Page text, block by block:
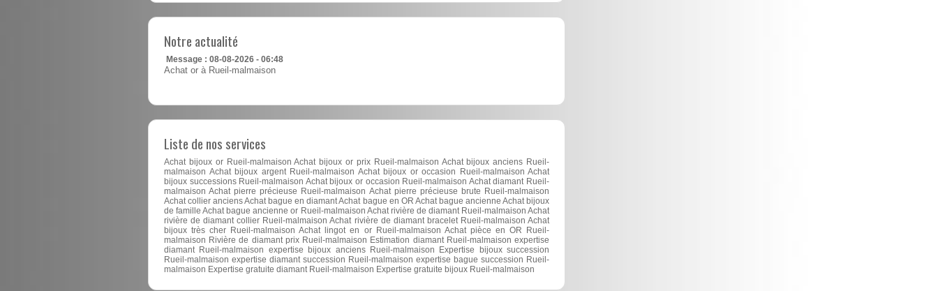
Notre actualité
Message : 08-08-2026 - 06:48
Achat or à Rueil-malmaison
Liste de nos services
Achat bijoux or Rueil-malmaison Achat bijoux or prix Rueil-malmaison Achat bijoux anciens Rueil-
malmaison Achat bijoux argent Rueil-malmaison Achat bijoux or occasion Rueil-malmaison Achat
bijoux successions Rueil-malmaison Achat bijoux or occasion Rueil-malmaison Achat diamant Rueil-
malmaison Achat pierre précieuse Rueil-malmaison Achat pierre précieuse brute Rueil-malmaison
Achat collier anciens Achat bague en diamant Achat bague en OR Achat bague ancienne Achat bijoux
de famille Achat bague ancienne or Rueil-malmaison Achat rivière de diamant Rueil-malmaison Achat
rivière de diamant collier Rueil-malmaison Achat rivière de diamant bracelet Rueil-malmaison Achat
bijoux très cher Rueil-malmaison Achat lingot en or Rueil-malmaison Achat pièce en OR Rueil-
malmaison Rivière de diamant prix Rueil-malmaison Estimation diamant Rueil-malmaison expertise
diamant Rueil-malmaison expertise bijoux anciens Rueil-malmaison Expertise bijoux succession
Rueil-malmaison expertise diamant succession Rueil-malmaison expertise bague succession Rueil-
malmaison Expertise gratuite diamant Rueil-malmaison Expertise gratuite bijoux Rueil-malmaison